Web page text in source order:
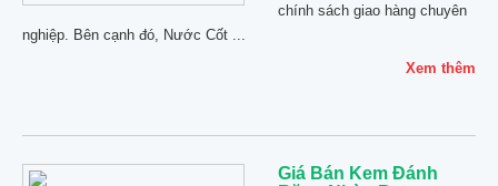
chính sách giao hàng chuyên
nghiệp. Bên cạnh đó, Nước Cốt ...
Xem thêm
Giá Bán Kem Đánh